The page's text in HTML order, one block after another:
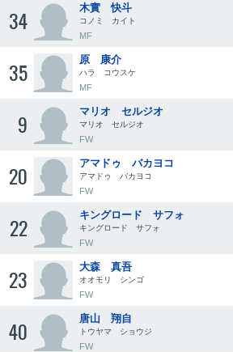
34 木實 快斗
コノミ カイト
MF
35 原 康介
ハラ コウスケ
MF
9 マリオ セルジオ
マリオ セルジオ
FW
20 アマドゥ バカヨコ
アマドゥ バカヨコ
FW
22 キングロード サフォ
キングロード サフォ
FW
23 大森 真吾
オオモリ シンゴ
FW
40 唐山 翔自
トウヤマ ショウジ
FW